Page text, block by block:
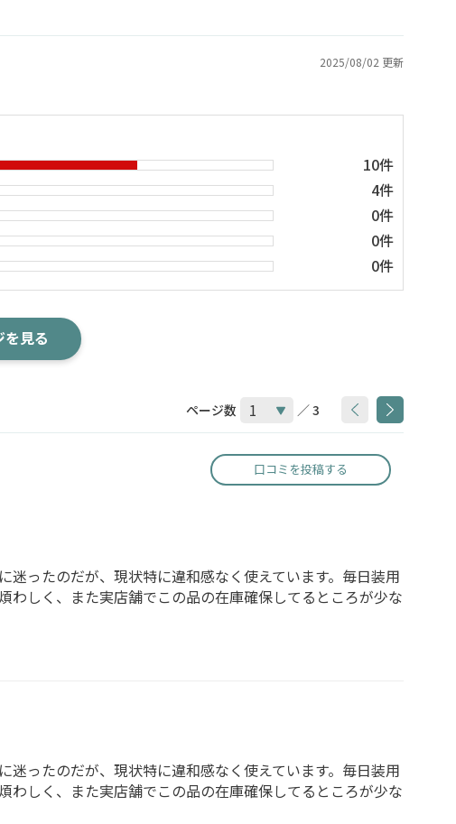
2025/08/02 更新
10件
4件
0件
0件
0件
を見る
ページ数 ／ 3
口コミを投稿する
ったのだが、現状特に違和感なく使えています。毎日装用
わしく、また実店舗でこの品の在庫確保してるところが少な
ったのだが、現状特に違和感なく使えています。毎日装用
わしく、また実店舗でこの品の在庫確保してるところが少な